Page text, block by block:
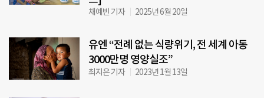
채예빈 기자 2025년 6월 20일
유엔 “전례 없는 식량위기, 전 세계 아동
3000만명 영양실조”
최지은 기자 2023년 1월 13일